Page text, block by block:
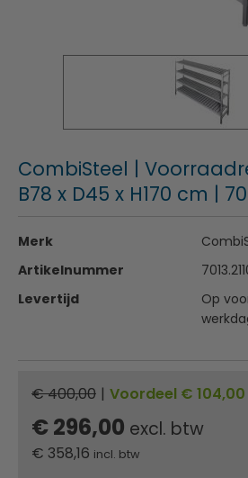
CombiSteel |
B78 x D45 x H170 cm |
Merk
Artikelnummer
Levertijd
Op
€ 400,00 | Voordeel € 104,00
€ 296,00 excl. btw
€ 358,16 incl. btw